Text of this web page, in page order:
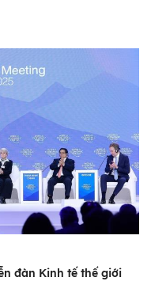
đàn Kinh tế thế giới